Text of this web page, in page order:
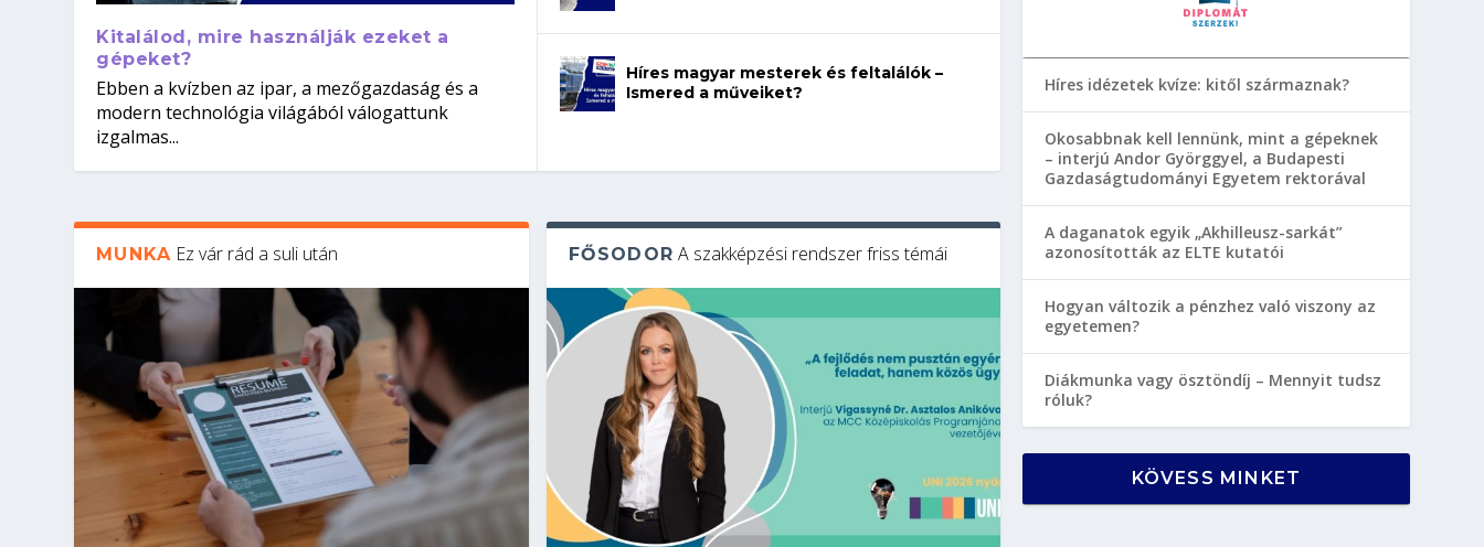
Kitalálod, mire használják ezeket a
gépeket?
Ebben a kvízben az ipar, a mezőgazdaság és a
modern technológia világából válogattunk
izgalmas...
Híres magyar mesterek és feltalálók –
Ismered a műveiket?
MUNKA Ez vár rád a suli után FŐSODOR A szakképzési rendszer friss témái
Híres idézetek kvíze: kitől származnak?
Okosabbnak kell lennünk, mint a gépeknek
– interjú Andor Györggyel, a Budapesti
Gazdaságtudományi Egyetem rektorával
A daganatok egyik „Akhilleusz-sarkát”
azonosították az ELTE kutatói
Hogyan változik a pénzhez való viszony az
egyetemen?
Diákmunka vagy ösztöndíj – Mennyit tudsz
róluk?
KÖVESS MINKET